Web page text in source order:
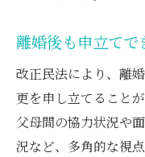
離婚後も申立て
改正民法により、離
更を申し立てること
父母間の協力状況や
況など、多角的な視